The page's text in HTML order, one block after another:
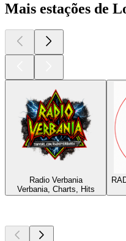
Mais estações de
Radio Verbania
Verbania, Charts, Hits